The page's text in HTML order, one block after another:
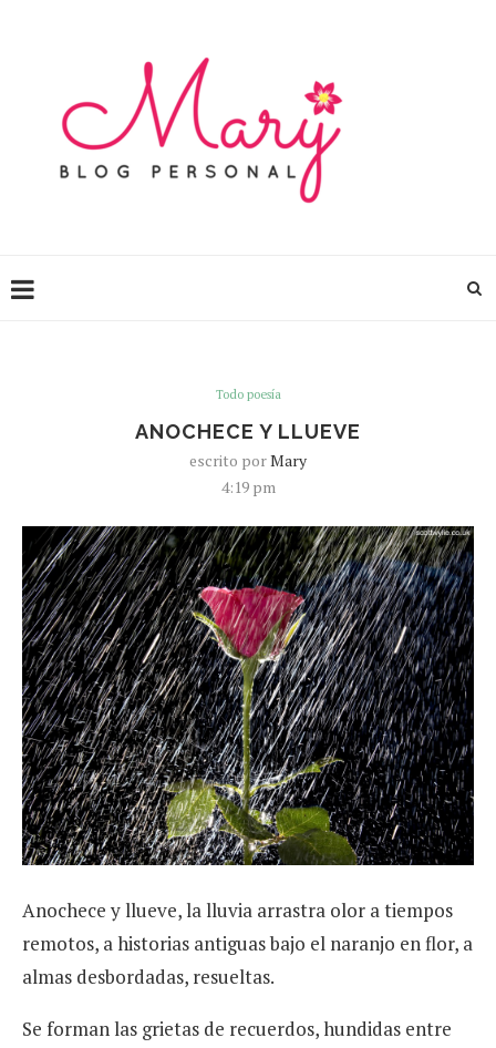
Todo poesía
ANOCHECE Y LLUEVE
escrito porMary
4:19 pm
Anochece y llueve, la lluvia arrastra olor a tiempos
remotos, a historias antiguas bajo el naranjo en flor, a
almas desbordadas, resueltas.
Se forman las grietas de recuerdos, hundidas entre